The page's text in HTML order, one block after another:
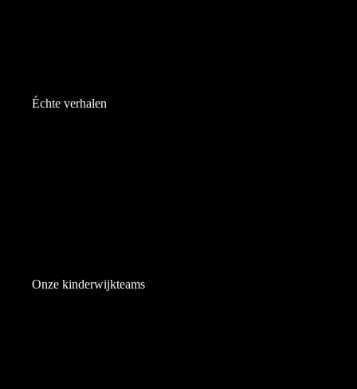
Échte verhalen
Onze kinderwijkteams